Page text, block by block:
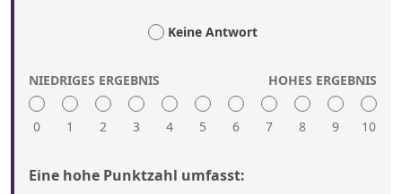
Keine Antwort
NIEDRIGES ERGEBNIS
0 1 2 3 4 5 6 7 8 9
HOHES ERGEBNIS
10
Eine hohe Punktzahl umfasst: